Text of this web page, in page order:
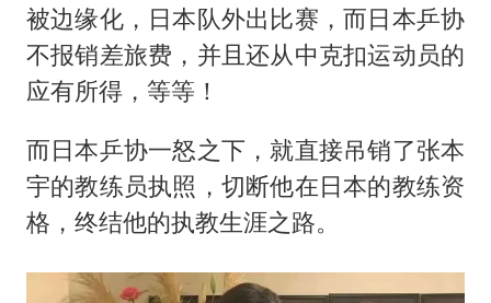
被边缘化，日本队外出比赛，而日本乒协
不报销差旅费，并且还从中克扣运动员的
应有所得，等等！
而日本乒协一怒之下，就直接吊销了张本
宇的教练员执照，切断他在日本的教练资
格，终结他的执教生涯之路。